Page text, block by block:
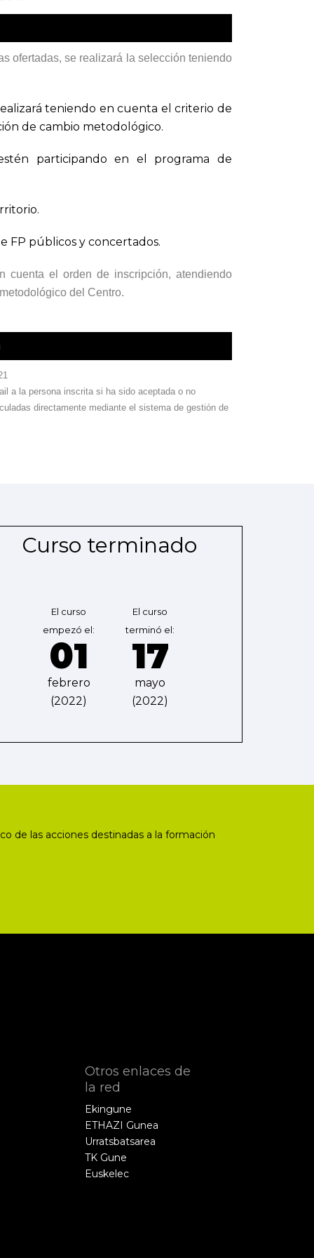
ofertadas, se realizará la selección teniendo
teniendo en cuenta el criterio de
de cambio metodológico.
participando en el programa de
FP públicos y concertados.
cuenta el orden de inscripción, atendiendo
del Centro.
a la persona inscrita si ha sido aceptada o no
directamente mediante el sistema de gestión de
Curso terminado
El curso
empezó el:
01
febrero
(2022)
El curso
terminó el:
17
mayo
(2022)
de las acciones destinadas a la formación
Otros enlaces de
la red
Ekingune
ETHAZI Gunea
Urratsbatsarea
TK Gune
Euskelec